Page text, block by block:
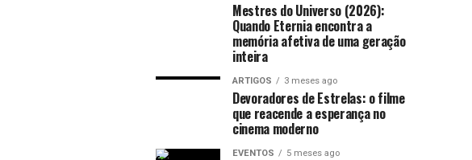
Mestres do Universo (2026):
Quando Eternia encontra a
memória afetiva de uma geração
inteira
ARTIGOS 3 meses ago
Devoradores de Estrelas: o filme
que reacende a esperança no
cinema moderno
EVENTOS 5 meses ago